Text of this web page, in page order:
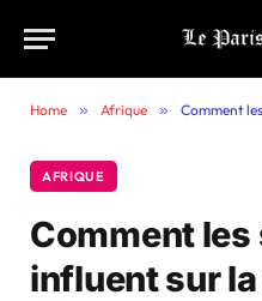
Home » Afrique » Comment les
AFRIQUE
Comment
influent sur